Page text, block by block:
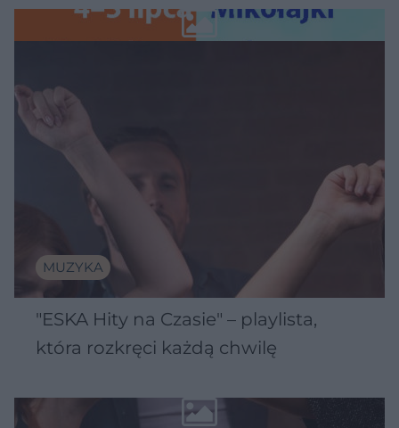
Wawelu
MUZYKA
"ESKA Hity na Czasie" – playlista,
która rozkręci każdą chwilę